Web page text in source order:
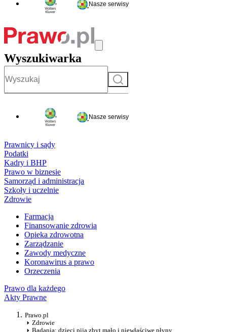
Nasze serwisy
Wyszukiwarka
Szukaj
Nasze serwisy
Prawnicy i sądy
Podatki
Kadry i BHP
Prawo w biznesie
Samorząd i administracja
Szkoły i uczelnie
Zdrowie
Farmacja
Finansowanie zdrowia
Opieka zdrowotna
Zarządzanie
Zawody medyczne
Koronawirus a prawo
Orzeczenia
Prawo dla każdego
Akty Prawne
Prawo.pl
Zdrowie
Badania: dzieci piją zbyt mało i niewłaściwe płyny